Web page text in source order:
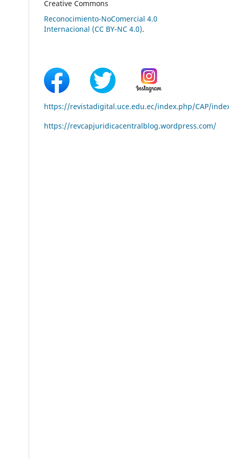
Creative Commons
Reconocimiento-NoComercial 4.0
Internacional (CC BY-NC 4.0).
https://revistadigital.uce.edu.ec/index.php/CAP/
https://revcapjuridicacentralblog.wordpress.com/